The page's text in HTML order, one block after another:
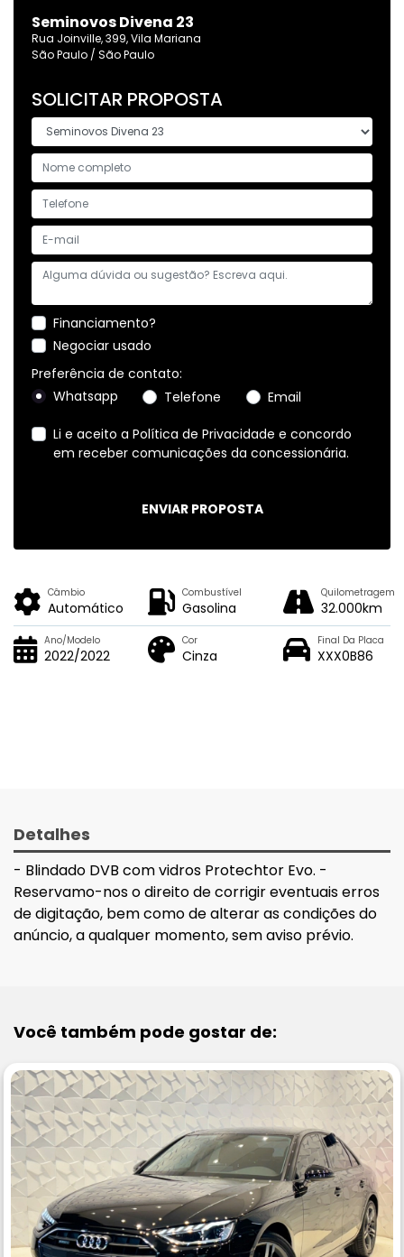
Seminovos Divena 23
Rua Joinville, 399, Vila Mariana
São Paulo / São Paulo
SOLICITAR PROPOSTA
Financiamento?
Negociar usado
Preferência de contato:
Whatsapp
Telefone Email
Li e aceito a Política de Privacidade e concordo
em receber comunicações da concessionária.
ENVIAR PROPOSTA
Câmbio
Automático
Combustível
Gasolina
Quilometragem
32.000km
Ano/Modelo
2022/2022
Cor
Cinza
Final Da Placa
XXX0B86
Detalhes
- Blindado DVB com vidros Protechtor Evo. -
Reservamo-nos o direito de corrigir eventuais erros
de digitação, bem como de alterar as condições do
anúncio, a qualquer momento, sem aviso prévio.
Você também pode gostar de: